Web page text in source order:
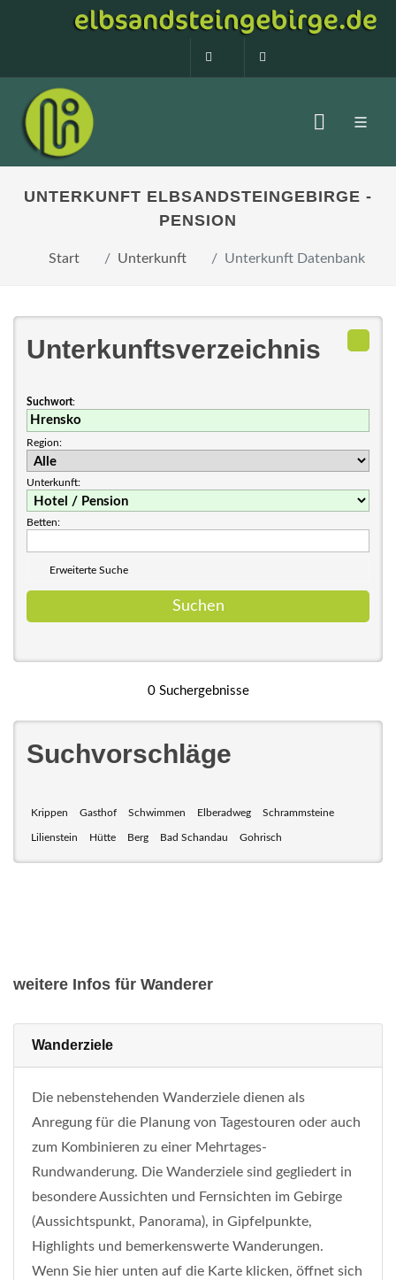
0160 99873408
UNTERKUNFT ELBSANDSTEINGEBIRGE -
PENSION
Start Unterkunft Unterkunft Datenbank
Unterkunftsverzeichnis
Suchwort:
Region:
Unterkunft:
Betten:
Erweiterte Suche
0 Suchergebnisse
Suchvorschläge
Krippen Gasthof Schwimmen Elberadweg Schrammsteine
Lilienstein Hütte Berg Bad Schandau Gohrisch
weitere Infos für Wanderer
Wanderziele
Die nebenstehenden Wanderziele dienen als
Anregung für die Planung von Tagestouren oder auch
zum Kombinieren zu einer Mehrtages-
Rundwanderung. Die Wanderziele sind gegliedert in
besondere Aussichten und Fernsichten im Gebirge
(Aussichtspunkt, Panorama), in Gipfelpunkte,
Highlights und bemerkenswerte Wanderungen.
Wenn Sie hier unten auf die Karte klicken, öffnet sich